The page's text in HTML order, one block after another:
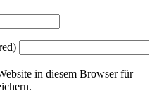
in diesem Browser für